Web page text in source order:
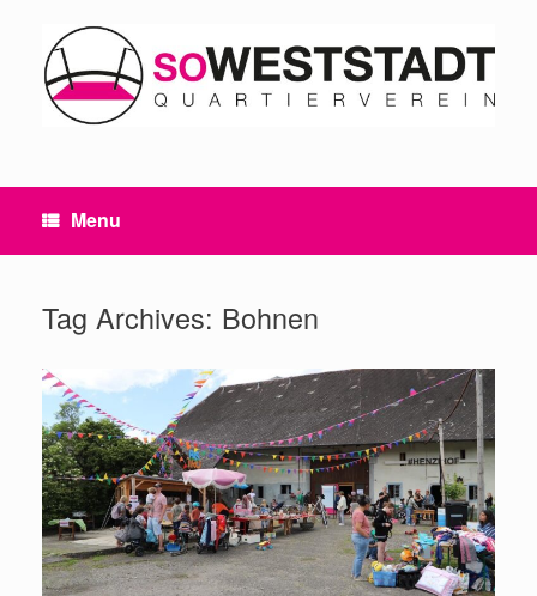
content
Menu
Tag Archives: Bohnen